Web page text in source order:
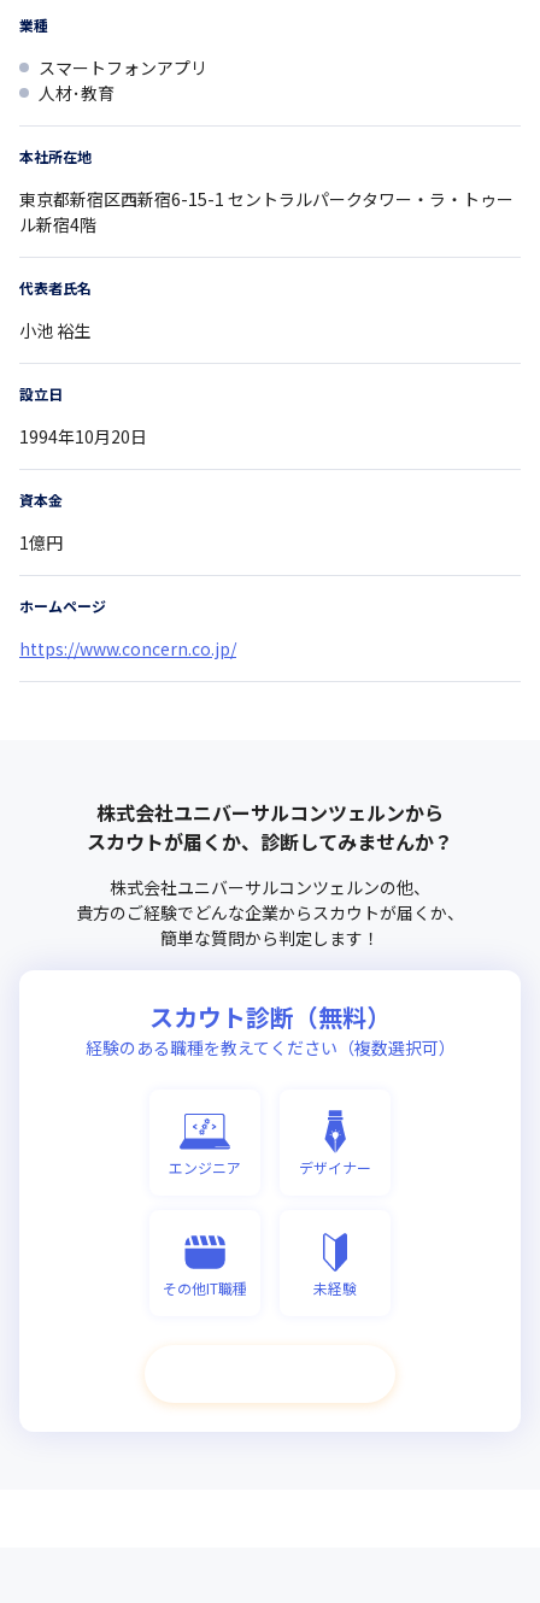
業種
スマートフォンアプリ
人材･教育
本社所在地
東京都新宿区西新宿6-15-1 セントラルパークタワー・ラ・トゥー
ル新宿4階
代表者氏名
小池 裕生
設立日
1994年10月20日
資本金
1億円
ホームページ
https://www.concern.co.jp/
株式会社ユニバーサルコンツェルンから
スカウトが届くか、診断してみませんか？
株式会社ユニバーサルコンツェルンの他、
貴方のご経験でどんな企業からスカウトが届くか、
簡単な質問から判定します！
スカウト診断（無料）
経験のある職種を教えてください（複数選択可）
エンジニア デザイナー
その他IT職種 未経験